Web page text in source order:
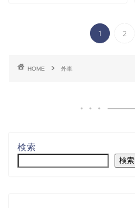
1 2
HOME 外車
検索
検索